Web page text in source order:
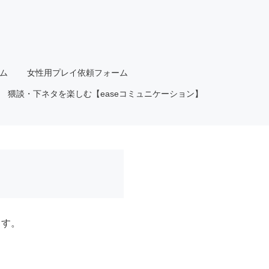
女性用プレイ依頼フォーム
猥談・下ネタを楽しむ【easeコミュニケーション】
。